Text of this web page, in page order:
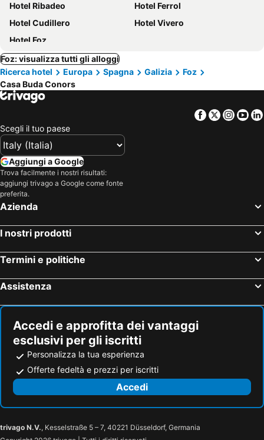
Hotel Ribadeo
Hotel Ferrol
Hotel Cudillero
Hotel Vivero
Hotel Foz
Foz: visualizza tutti gli alloggi
Ricerca hotel
Europa Spagna Galizia
Foz
Casa Buda Conors
Facebook
Twitter
Scegli il tuo paese
Aggiungi a Google
Trova facilmente i nostri risultati:
aggiungi trivago a Google come fonte
preferita.
Azienda
I nostri prodotti
Termini e politiche
Assistenza
Accedi e approfitta dei vantaggi
esclusivi per gli iscritti
Personalizza la tua esperienza
Offerte fedeltà e prezzi per iscritti
Accedi
trivago N.V., Kesselstraße 5 – 7, 40221 Düsseldorf, Germania